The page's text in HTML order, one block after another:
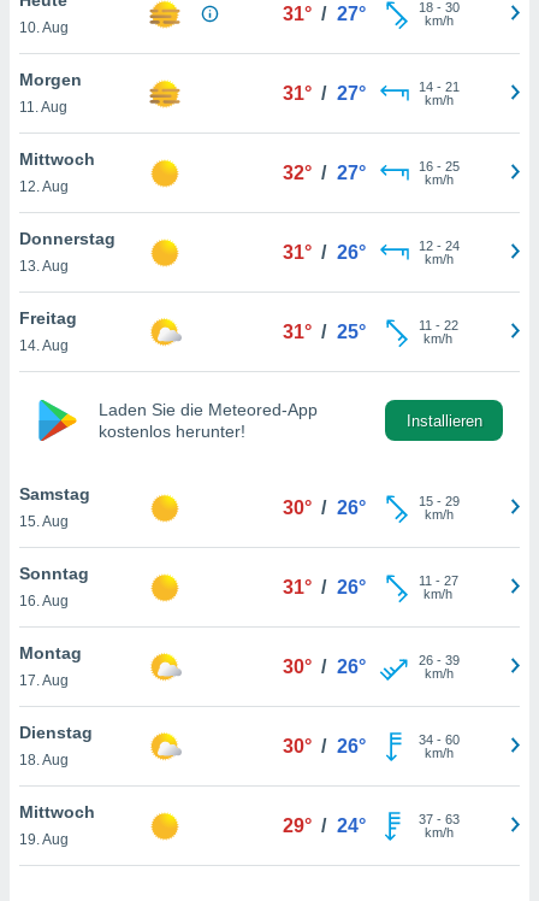
oder
Partner
es uns
das
der
Profil zu
Ihnen
finden
. Sie
jederzeit
Sie
der
weiterhin
10. Aug
31° / 27° 18- 30
km/h
Morgen
11. Aug
31° / 27° 14- 21
km/h
Mittwoch
12. Aug
32° / 27° 16- 25
km/h
Donnerstag
13. Aug
31° / 26° 12- 24
km/h
Freitag
14. Aug
31° / 25° 11 - 22
km/h
Laden Sie die Meteored-App
kostenlos herunter!
Installieren
Samstag
15. Aug
30° / 26° 15- 29
km/h
Sonntag
16. Aug
31° / 26° 11 - 27
km/h
Montag
17. Aug
30° / 26° 26- 39
km/h
Dienstag
18. Aug
30° / 26° 34- 60
km/h
Mittwoch
19. Aug
29° / 24° 37- 63
km/h